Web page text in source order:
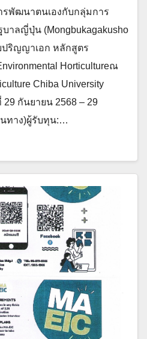
รพัฒนาตนเองกับกลุ่มการ
าลญี่ปุ่น (Mongbukagakusho
ปริญญาเอก หลักสูตร
Horticultureณ
Chiba University
กันยายน 2568 – 29
นทาง)ผู้รับทุน:…